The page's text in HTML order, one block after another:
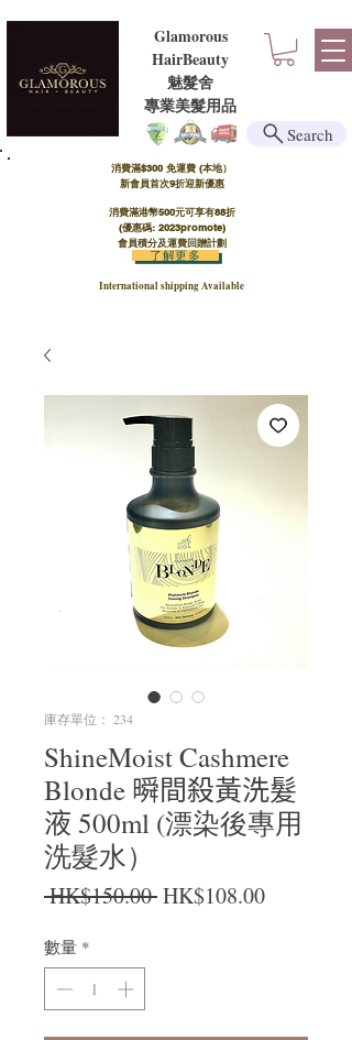
Glamorous
HairBeauty
魅髮舍
​​專業美髮用品
消費滿$300 免運費 (本地）​
新會員首次9折迎新優惠
消費滿港幣500元可享有88折
(優惠碼: 2023promote)
會員積分及運費回贈計劃
International shipping Available
了解更多
Search
庫存單位： 234
ShineMoist Cashmere
Blonde 𣊬間殺黃洗髮
液 500ml (漂染後專用
洗髮水）
HK$150.00 一般價格
HK$108.00促銷價格
數量 *